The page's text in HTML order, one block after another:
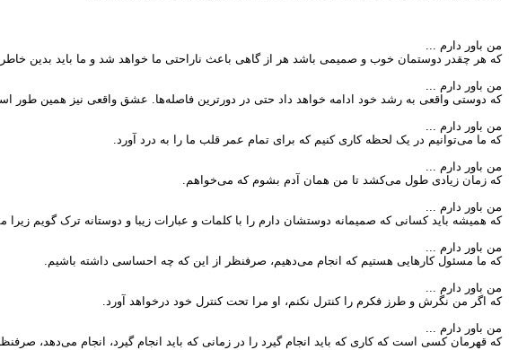
من باور دارم ...
که هر چقدر دوستمان خوب و صميمى باشد هر از گاهى باعث ناراحتى ما خواهد شد و ما بايد بدين خاطر
من باور دارم ...
که دوستى واقعى به رشد خود ادامه خواهد داد حتى در دورترين فاصله‌ها. عشق واقعى نيز همين طور
من باور دارم ...
که ما مى‌توانيم در يک لحظه کارى کنيم که براى تمام عمر قلب ما را به درد آورد.
من باور دارم ...
که زمان زيادى طول مى‌کشد تا من همان آدم بشوم که مى‌خواهم.
من باور دارم ...
که هميشه بايد کسانى که صميمانه دوستشان دارم را با کلمات و عبارات زيبا و دوستانه ترک گويم
من باور دارم ...
که ما مسئول کارهايى هستيم که انجام مى‌دهيم، صرفنظر از اين که چه احساسى داشته باشيم.
من باور دارم ...
که اگر من نگرش و طرز فکرم را کنترل نکنم، او مرا تحت کنترل خود درخواهد آورد.
من باور دارم ...
که قهرمان کسى است که کارى که بايد انجام گيرد را در زمانى که بايد انجام گيرد، انجام مى‌دهد،